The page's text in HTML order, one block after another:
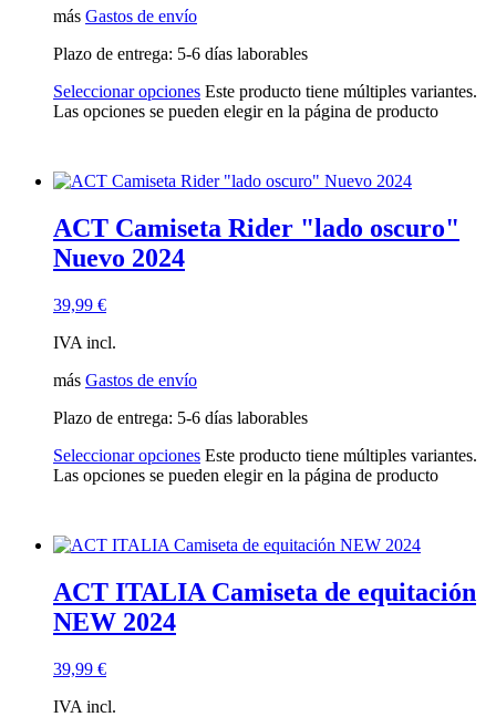
más Gastos de envío
Plazo de entrega: 5-6 días laborables
Seleccionar opciones Este producto tiene múltiples variantes.
Las opciones se pueden elegir en la página de producto
ACT Camiseta Rider "lado oscuro"
Nuevo 2024
39,99 €
IVA incl.
más Gastos de envío
Plazo de entrega: 5-6 días laborables
Seleccionar opciones Este producto tiene múltiples variantes.
Las opciones se pueden elegir en la página de producto
ACT ITALIA Camiseta de equitación
NEW 2024
39,99 €
IVA incl.